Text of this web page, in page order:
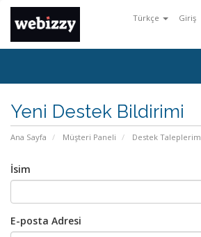
Türkçe Giriş
Yeni Destek Bildirimi
Ana Sayfa Müşteri Paneli Destek Taleplerim
İsim
E-posta Adresi